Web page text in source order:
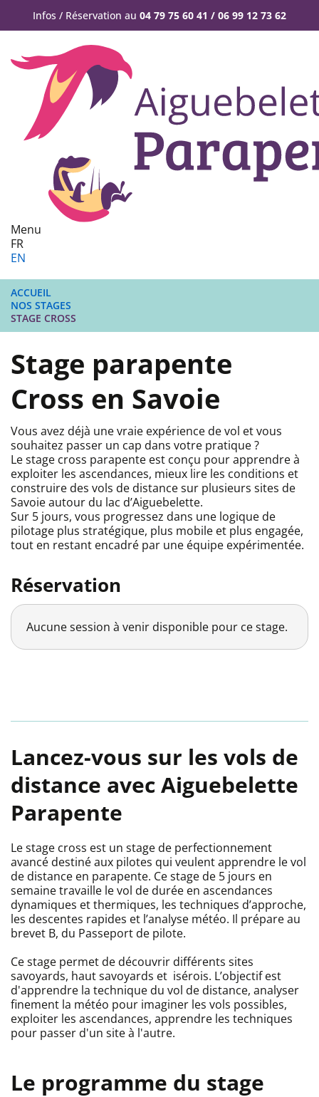
Infos / Réservation au 04 79 75 60 41 / 06 99 12 73 62
Menu
FR
EN
ACCUEIL
NOS STAGES
STAGE CROSS
Stage parapente
Cross en Savoie
Vous avez déjà une vraie expérience de vol et vous
souhaitez passer un cap dans votre pratique ?
Le stage cross parapente est conçu pour apprendre à
exploiter les ascendances, mieux lire les conditions et
construire des vols de distance sur plusieurs sites de
Savoie autour du lac d’Aiguebelette.
Sur 5 jours, vous progressez dans une logique de
pilotage plus stratégique, plus mobile et plus engagée,
tout en restant encadré par une équipe expérimentée.
Lancez-vous sur les vols de
distance avec Aiguebelette
Parapente
Le stage cross est un stage de perfectionnement
avancé destiné aux pilotes qui veulent apprendre le vol
de distance en parapente. Ce stage de 5 jours en
semaine travaille le vol de durée en ascendances
dynamiques et thermiques, les techniques d’approche,
les descentes rapides et l’analyse météo. Il prépare au
brevet B, du Passeport de pilote.
Ce stage permet de découvrir différents sites
savoyards, haut savoyards et isérois. L’objectif est
d'apprendre la technique du vol de distance, analyser
finement la météo pour imaginer les vols possibles,
exploiter les ascendances, apprendre les techniques
pour passer d'un site à l'autre.
Le programme du stage
Réservation
Aucune session à venir disponible pour ce stage.